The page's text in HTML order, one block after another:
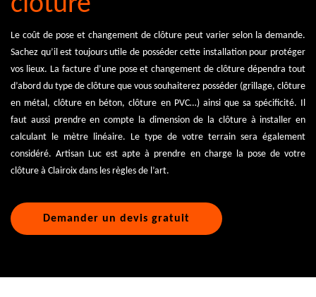
Le coût de pose et changement de clôture peut varier selon la demande.
Sachez qu’il est toujours utile de posséder cette installation pour protéger
vos lieux. La facture d’une pose et changement de clôture dépendra tout
d’abord du type de clôture que vous souhaiterez posséder (grillage, clôture
en métal, clôture en béton, clôture en PVC…) ainsi que sa spécificité. Il
faut aussi prendre en compte la dimension de la clôture à installer en
calculant le mètre linéaire. Le type de votre terrain sera également
considéré. Artisan Luc est apte à prendre en charge la pose de votre
clôture à Clairoix dans les règles de l’art.
Demander un devis gratuit